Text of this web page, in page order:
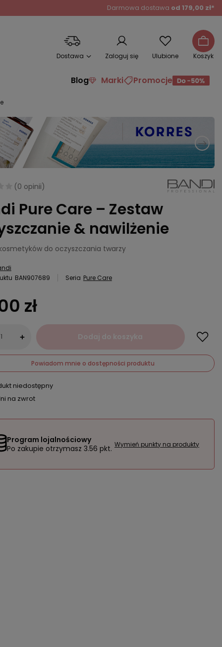
Darmowa dostawa od 179,00 zł*
Dostawa Zaloguj się Ulubione Koszyk
Blog Marki Promocje
(0 opinii)
Pure Care – Zestaw
& nawilżenie
do oczyszczania twarzy
BAN907689 Seria Pure Care
zł
+ Dodaj do koszyka
Powiadom mnie o dostępności produktu
niedostępny
na zwrot
Program lojalnościowy
Po zakupie otrzymasz 3.56 pkt. Wymień punkty na produkty